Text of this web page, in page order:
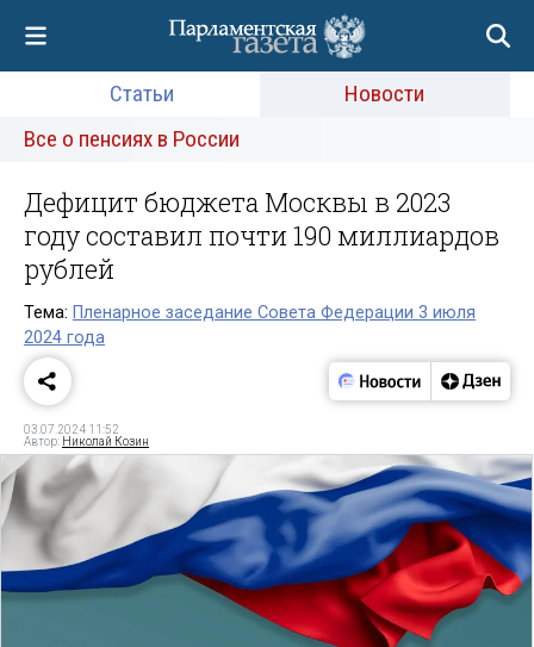
Статьи
Новости
Все о пенсиях в России
Дефицит бюджета Москвы в 2023
году составил почти 190 миллиардов
рублей
Тема: Пленарное заседание Совета Федерации 3 июля
2024 года
03.07.2024 11:52
Автор: Николай Козин